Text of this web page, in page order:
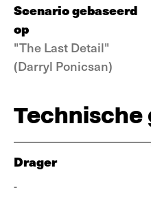
Scenario gebaseerd
op
"The Last Detail"
(Darryl Ponicsan)
Technische
Drager
-